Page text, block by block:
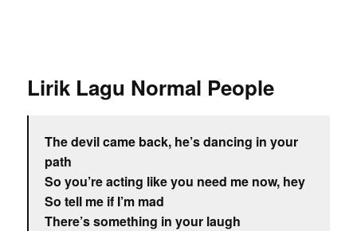
Lirik Lagu Normal People
The devil came back, he’s dancing in your
path
So you’re acting like you need me now, hey
So tell me if I’m mad
There’s something in your laugh